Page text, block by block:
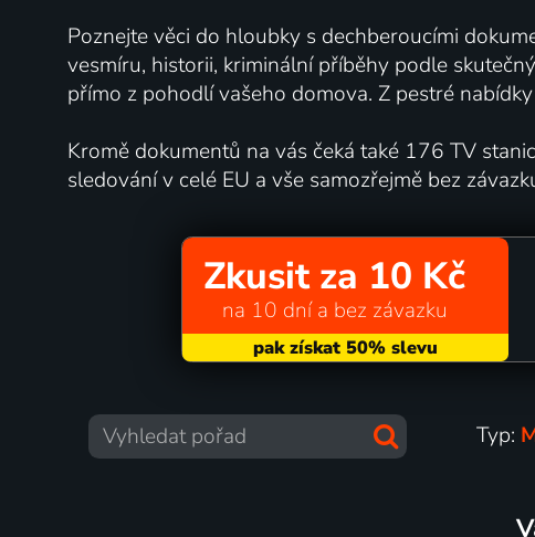
Poznejte věci do hloubky s dechberoucími
vesmíru, historii, kriminální příběhy podle
přímo z pohodlí vašeho domova. Z pestré
Kromě dokumentů na vás čeká také 176 TV
sledování v celé EU a vše samozřejmě bez
Zkusit za 10 Kč
na 10 dní a bez závazku
Typ: